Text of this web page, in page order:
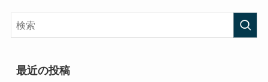
最近の投稿